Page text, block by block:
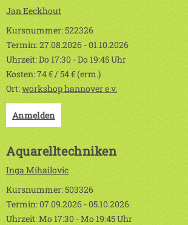
Jan Eeckhout
Kursnummer: 522326
Termin: 27.08.2026 - 01.10.2026
Uhrzeit: Do 17:30 - Do 19:45 Uhr
Kosten: 74 € / 54 € (erm.)
Ort:workshop hannover e.v.
Anmelden
Aquarelltechniken
Inga Mihailovic
Kursnummer: 503326
Termin: 07.09.2026 - 05.10.2026
Uhrzeit: Mo 17:30 - Mo 19:45 Uhr